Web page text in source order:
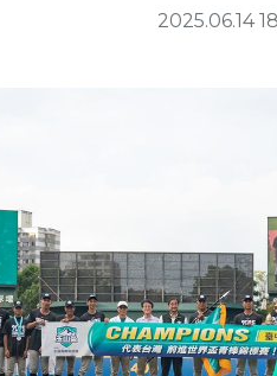
2025.06.14